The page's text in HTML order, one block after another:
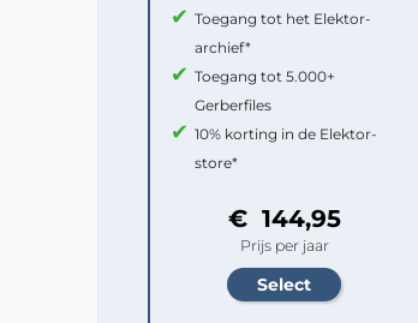
Toegang tot het Elektor-
archief*
Toegang tot 5.000+
Gerberfiles
10% korting in de Elektor-
store*
€ 144,95
Prijs per jaar